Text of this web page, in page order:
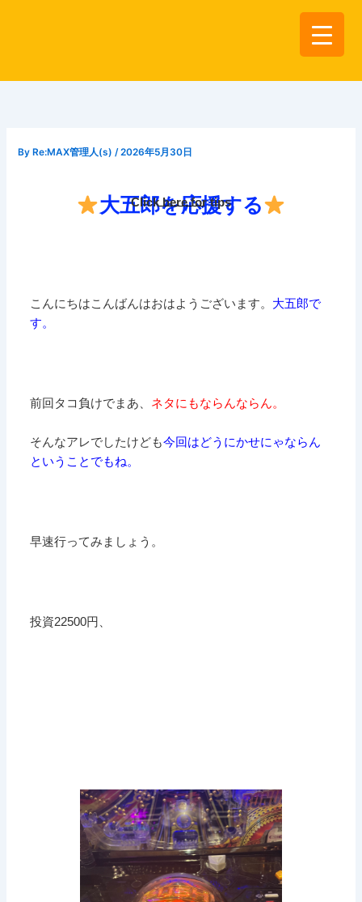
By Re:MAX管理人(s)/2026年5月30日
大五郎を応援する
Click here for tips
こんにちはこんばんはおはようございます。 大五郎で
す。
前回タコ負けでまあ、 ネタにもならんならん。
そんなアレでしたけども今回はどうにかせにゃならん
ということでもね。
早速行ってみましょう。
投資22500円、